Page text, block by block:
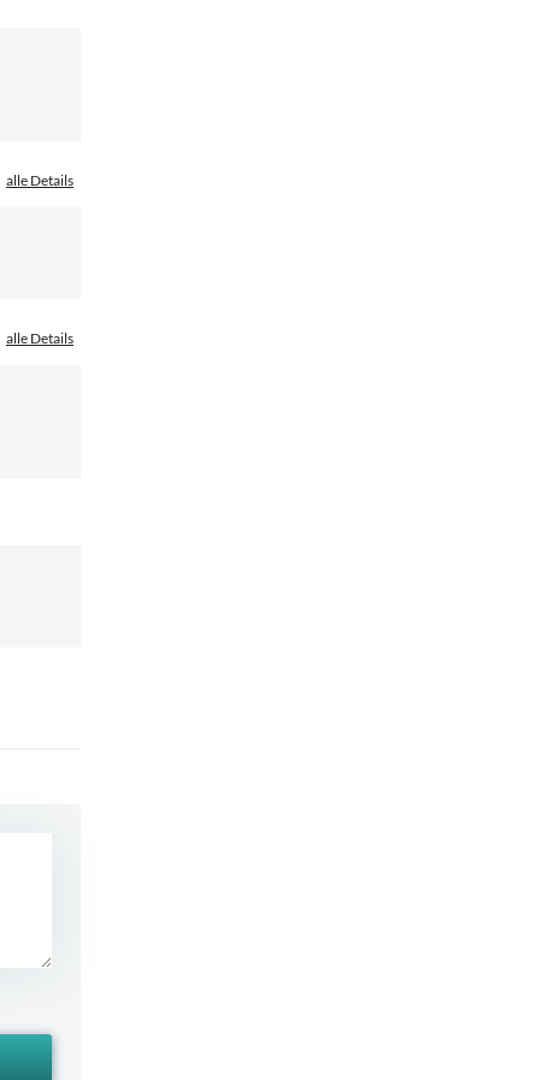
alle Details
alle Details